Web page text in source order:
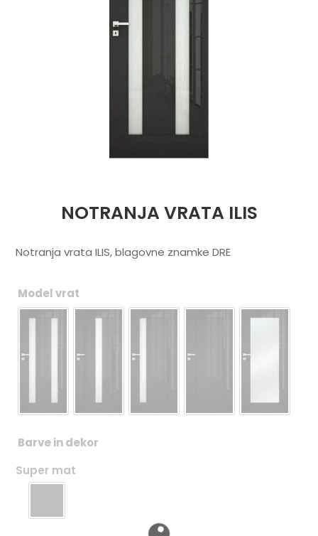
NOTRANJA VRATA ILIS
Notranja vrata ILIS, blagovne znamke DRE
Model vrat
Barve in dekor
Super mat